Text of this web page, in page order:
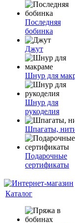
Последняя
бобинка
Джут
Шнур для
Шнур для
рукоделия
Шпагаты,
Подарочные
сертификаты
Каталог